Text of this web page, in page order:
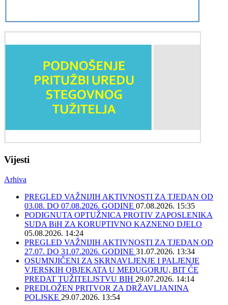
Vijesti
Arhiva
PREGLED VAŽNIJIH AKTIVNOSTI ZA TJEDAN OD
03.08. DO 07.08.2026. GODINE 07.08.2026. 15:35
PODIGNUTA OPTUŽNICA PROTIV ZAPOSLENIKA
SUDA BiH ZA KORUPTIVNO KAZNENO DJELO
05.08.2026. 14:24
PREGLED VAŽNIJIH AKTIVNOSTI ZA TJEDAN OD
27.07. DO 31.07.2026. GODINE 31.07.2026. 13:34
OSUMNJIČENI ZA SKRNAVLJENJE I PALJENJE
VJERSKIH OBJEKATA U MEĐUGORJU, BIT ĆE
PREDAT TUŽITELJSTVU BIH 29.07.2026. 14:14
PREDLOŽEN PRITVOR ZA DRŽAVLJANINA
POLJSKE 29.07.2026. 13:54